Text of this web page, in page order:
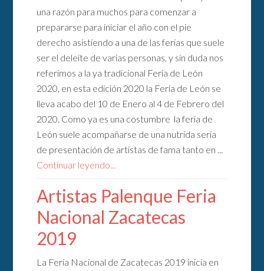
una razón para muchos para comenzar a
prepararse para iniciar el año con el pie
derecho asistiendo a una de las ferias que suele
ser el deleite de varias personas, y sin duda nos
referimos a la ya tradicional Feria de León
2020, en esta edición 2020 la Feria de León se
lleva acabo del 10 de Enero al 4 de Febrero del
2020. Como ya es una costumbre la feria de
León suele acompañarse de una nutrida seria
de presentación de artistas de fama tanto en ...
Continuar leyendo...
Artistas Palenque Feria
Nacional Zacatecas
2019
La Feria Nacional de Zacatecas 2019 inicia en